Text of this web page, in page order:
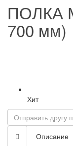
ПОЛКА
700 мм)
Хит
Описание